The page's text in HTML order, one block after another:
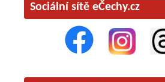
Sociální sítě eČechy.cz